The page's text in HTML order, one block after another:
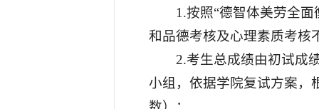
1.按照“德智体美劳全
和品德考核及心理素质考核
2.考生总成绩由初试成
小组，依据学院复试方案，